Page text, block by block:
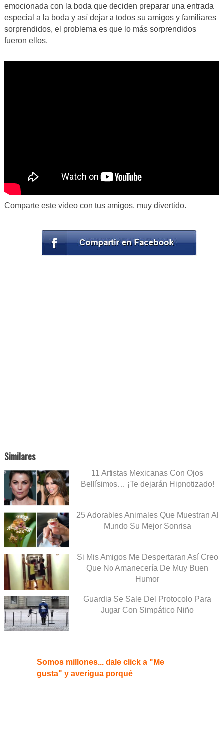
emocionada con la boda que deciden preparar una entrada
especial a la boda y así dejar a todos su amigos y familiares
sorprendidos, el problema es que lo más sorprendidos
fueron ellos.
Comparte este video con tus amigos, muy divertido.
Similares
11 Artistas Mexicanas Con Ojos
Bellísimos… ¡Te dejarán Hipnotizado!
25 Adorables Animales Que Muestran Al
Mundo Su Mejor Sonrisa
Si Mis Amigos Me Despertaran Así Creo
Que No Amanecería De Muy Buen
Humor
Guardia Se Sale Del Protocolo Para
Jugar Con Simpático Niño
Somos millones... dale click a "Me
gusta" y averigua porqué